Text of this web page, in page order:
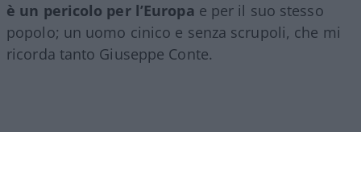
è un pericolo per l’Europa e per il suo stesso
popolo; un uomo cinico e senza scrupoli, che mi
ricorda tanto Giuseppe Conte.